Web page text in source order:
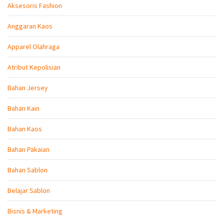
Aksesoris Fashion
Anggaran Kaos
Apparel Olahraga
Atribut Kepolisian
Bahan Jersey
Bahan Kain
Bahan Kaos
Bahan Pakaian
Bahan Sablon
Belajar Sablon
Bisnis & Marketing